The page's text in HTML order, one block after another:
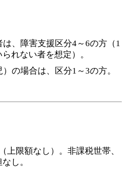
、障害支援区分4～6の方（1
れない者を想定）。
の場合は、区分1～3の方。
上限額なし）。非課税世帯、
し。